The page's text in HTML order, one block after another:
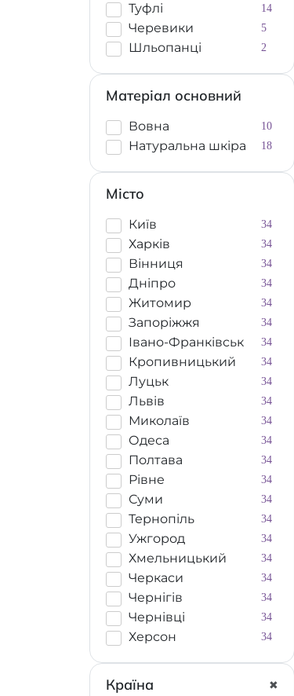
Туфлі 14
Черевики 5
Шльопанці 2
Матеріал основний
Вовна 10
Натуральна шкіра 18
Місто
Київ 34
Харків 34
Вінниця 34
Дніпро 34
Житомир 34
Запоріжжя 34
Івано-Франківськ 34
Кропивницький 34
Луцьк 34
Львів 34
Миколаїв 34
Одеса 34
Полтава 34
Рівне 34
Суми 34
Тернопіль 34
Ужгород 34
Хмельницький 34
Черкаси 34
Чернігів 34
Чернівці 34
Херсон 34
Країна